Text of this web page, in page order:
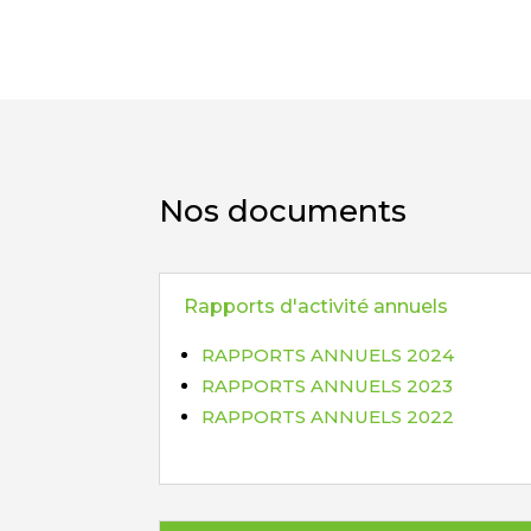
Nos documents
Rapports d'activité annuels
RAPPORTS ANNUELS 2024
RAPPORTS ANNUELS 2023
RAPPORTS ANNUELS 2022